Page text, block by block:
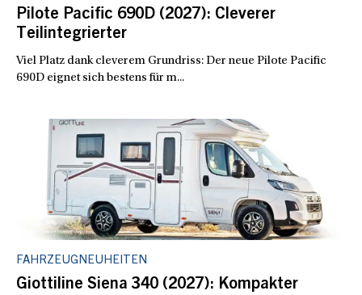
FAHRZEUGNEUHEITEN
Giottiline Siena 340 (2027): Kompakter
Pilote Pacific 690D (2027): Cleverer
Teilintegrierter
Viel Platz dank cleverem Grundriss: Der neue Pilote Pacific
690D eignet sich bestens für m...